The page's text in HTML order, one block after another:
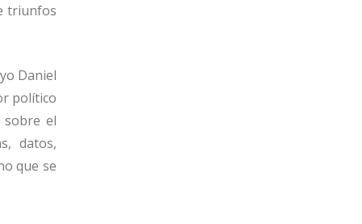
triunfos
Daniel
político
el
datos,
que se